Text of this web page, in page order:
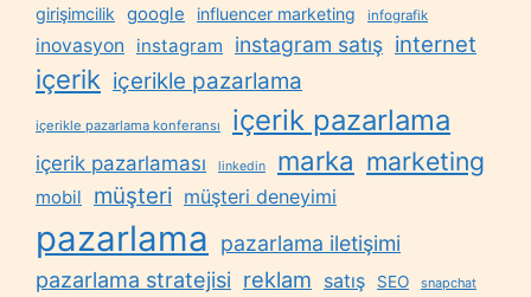
girişimcilik google influencer marketing infografik
inovasyon instagram instagram satış internet
içerik içerikle pazarlama
içerikle pazarlama konferansı içerik pazarlama
içerik pazarlaması linkedin marka marketing
mobil müşteri müşteri deneyimi
pazarlama
pazarlama iletişimi
pazarlama stratejisi reklam satış SEO snapchat